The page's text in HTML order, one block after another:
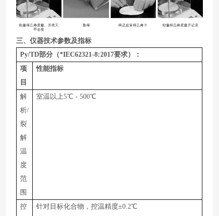
三、仪器技术参数及指标
Py/TD部分（*IEC62321-8:2017要求）：
项
目
性能指标
解
析/
裂
解
温
度
范
围
室温以上5℃ - 500℃
控
针对目标化合物，控温精度±0.2℃